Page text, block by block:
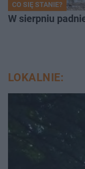
CO SIĘ STANIE?
W sierpniu
LOKALNIE: